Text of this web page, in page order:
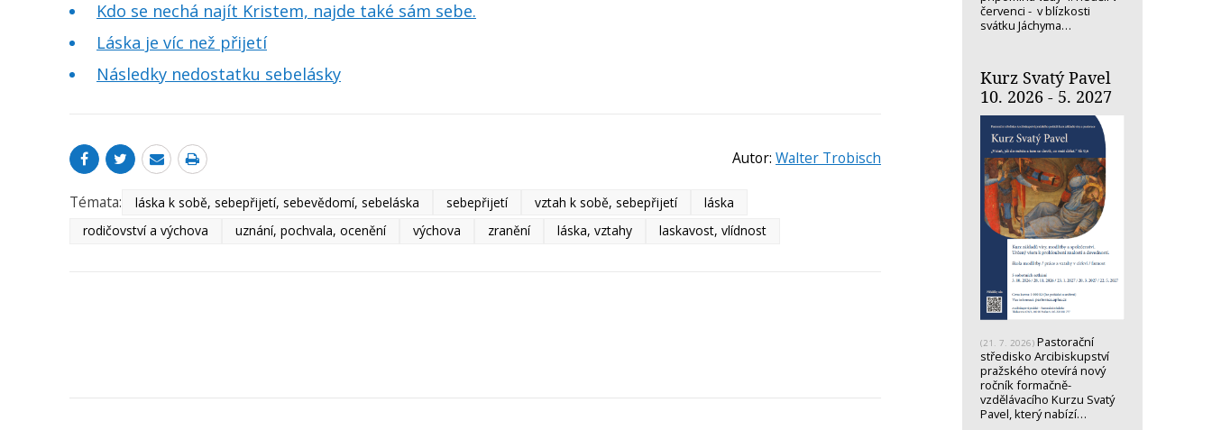
Kdo se nechá najít Kristem, najde také sám sebe.
Láska je víc než přijetí
Následky nedostatku sebelásky
Autor: Walter Trobisch
Témata: láska k sobě, sebepřijetí, sebevědomí, sebeláska sebepřijetí vztah k sobě, sebepřijetí
láska
rodičovství a výchova
uznání, pochvala, ocenění výchova zranění láska, vztahy laskavost, vlídnost
červenci - v blízkosti
svátku Jáchyma…
Kurz Svatý Pavel
10. 2026 - 5. 2027
(21. 7. 2026) Pastorační
středisko Arcibiskupství
pražského otevírá nový
ročník formačně-
vzdělávacího Kurzu Svatý
Pavel, který nabízí…